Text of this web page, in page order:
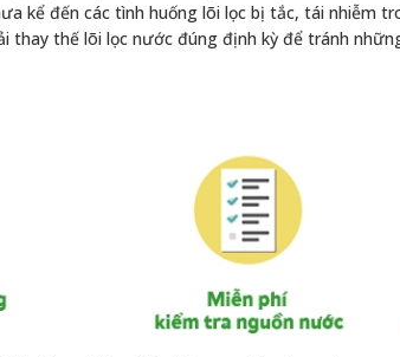
kể đến các tình huống lõi lọc bị tắc, tái nhiễm
thay thế lõi lọc nước đúng định kỳ để tránh